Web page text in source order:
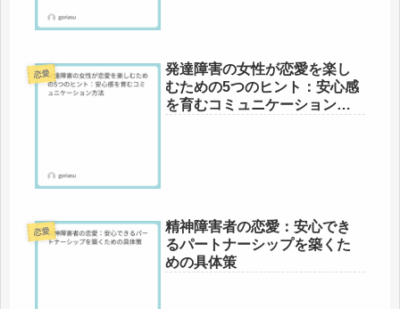
恋愛
発達障害の女性が恋愛を楽し
むための5つのヒント：安心感
を育むコミュニケーション方
恋愛
精神障害者の恋愛：安心でき
るパートナーシップを築くた
めの具体策